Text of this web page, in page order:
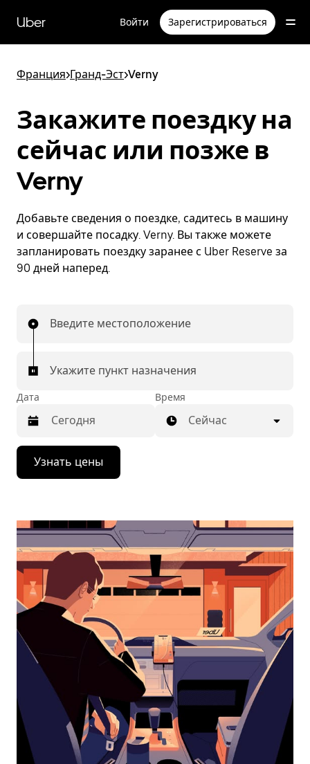
перейти
к
Uber Войти Зарегистрироваться
Франция>Гранд-Эст>Verny
Закажите поездку на
сейчас или позже в
Verny
Добавьте сведения о поездке, садитесь в машину
и совершайте посадку. Verny. Вы также можете
запланировать поездку заранее с Uber Reserve за
90 дней наперед.
Введите местоположение
Укажите пункт назначения
Дата
Нажмите
стрелку
вниз,
календарю
выбрать
дату.
Чтобы
закрыть
календарь,
нажмите
Esc.
Время
Сейчас
Узнать цены